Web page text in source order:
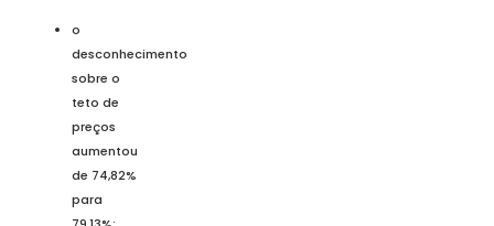
o
desconhecimento
sobre o
teto de
preços
aumentou
de 74,82%
para